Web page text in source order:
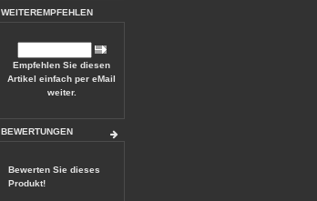
WEITEREMPFEHLEN
Empfehlen Sie diesen
Artikel einfach per eMail
weiter.
BEWERTUNGEN
Bewerten Sie dieses
Produkt!